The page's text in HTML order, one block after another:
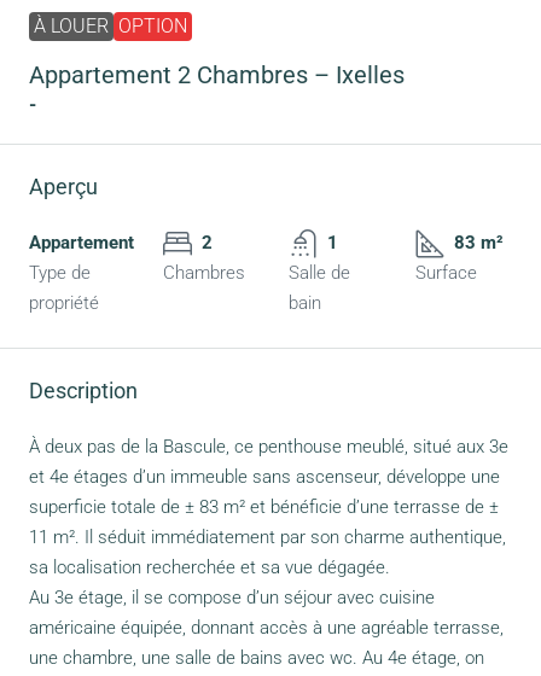
À LOUER OPTION
Appartement 2 Chambres – Ixelles
-
Aperçu
Appartement
Type de
propriété
2
Chambres
1
Salle de
bain
83 m²
Surface
Description
À deux pas de la Bascule, ce penthouse meublé, situé aux 3e
et 4e étages d’un immeuble sans ascenseur, développe une
superficie totale de ± 83 m² et bénéficie d’une terrasse de ±
11 m². Il séduit immédiatement par son charme authentique,
sa localisation recherchée et sa vue dégagée.
Au 3e étage, il se compose d’un séjour avec cuisine
américaine équipée, donnant accès à une agréable terrasse,
une chambre, une salle de bains avec wc. Au 4e étage, on